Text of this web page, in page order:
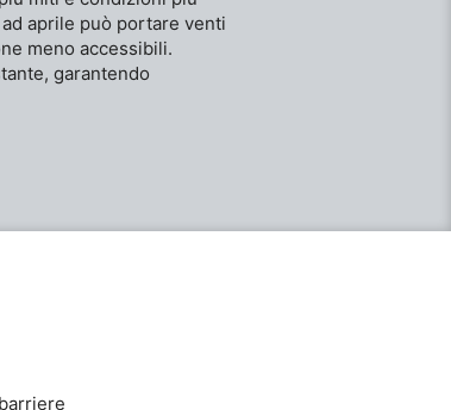
aprile può portare venti
meno accessibili.
garantendo